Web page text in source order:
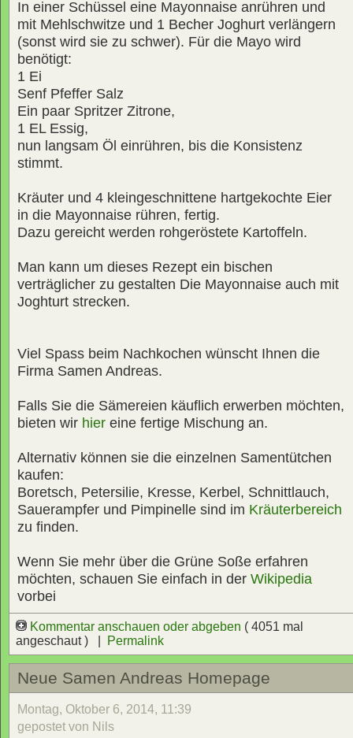
In einer Schüssel eine Mayonnaise anrühren und
mit Mehlschwitze und 1 Becher Joghurt verlängern
(sonst wird sie zu schwer). Für die Mayo wird
benötigt:
1 Ei
Senf Pfeffer Salz
Ein paar Spritzer Zitrone,
1 EL Essig,
nun langsam Öl einrühren, bis die Konsistenz
stimmt.
Kräuter und 4 kleingeschnittene hartgekochte Eier
in die Mayonnaise rühren, fertig.
Dazu gereicht werden rohgeröstete Kartoffeln.
Man kann um dieses Rezept ein bischen
verträglicher zu gestalten Die Mayonnaise auch mit
Joghturt strecken.
Viel Spass beim Nachkochen wünscht Ihnen die
Firma Samen Andreas.
Falls Sie die Sämereien käuflich erwerben möchten,
bieten wir hier eine fertige Mischung an.
Alternativ können sie die einzelnen Samentütchen
kaufen:
Boretsch, Petersilie, Kresse, Kerbel, Schnittlauch,
Sauerampfer und Pimpinelle sind im Kräuterbereich
zu finden.
Wenn Sie mehr über die Grüne Soße erfahren
möchten, schauen Sie einfach in der Wikipedia
vorbei
Kommentar anschauen oder abgeben ( 4051 mal
angeschaut ) |
Permalink
Neue Samen Andreas Homepage
Montag, Oktober 6, 2014, 11:39
gepostet von Nils